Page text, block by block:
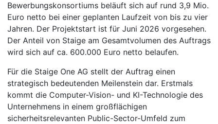
Bewerbungskonsortiums beläuft sich auf rund 3,9 Mio.
Euro netto bei einer geplanten Laufzeit von bis zu vier
Jahren. Der Projektstart ist für Juni 2026 vorgesehen.
Der Anteil von Staige am Gesamtvolumen des Auftrags
wird sich auf ca. 600.000 Euro netto belaufen.
Für die Staige One AG stellt der Auftrag einen
strategisch bedeutenden Meilenstein dar. Erstmals
kommt die Computer-Vision- und KI-Technologie des
Unternehmens in einem großflächigen
sicherheitsrelevanten Public-Sector-Umfeld zum